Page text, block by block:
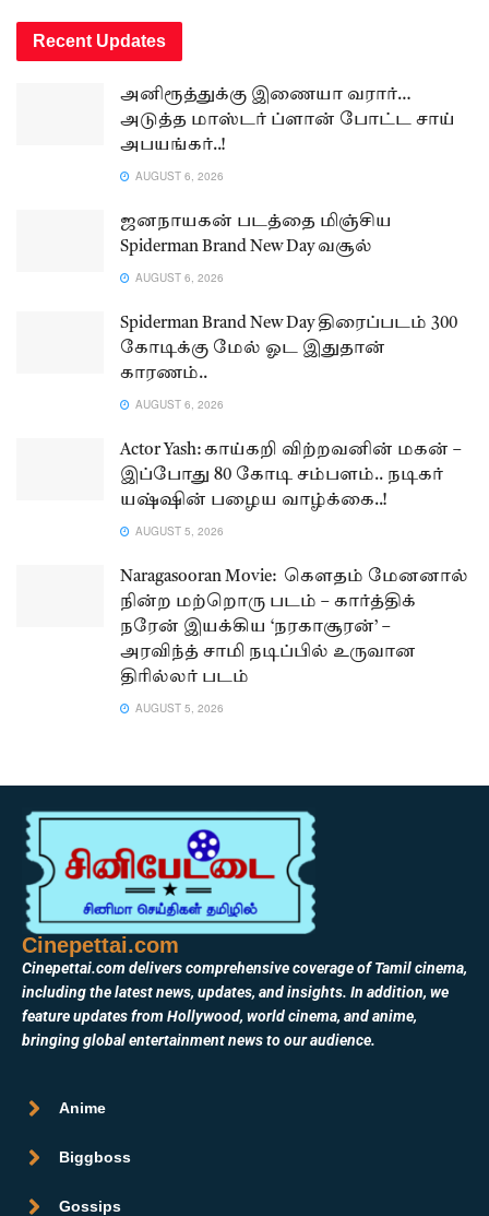
Recent Updates
அனிரூத்துக்கு இணையா வரார்…
அடுத்த மாஸ்டர் ப்ளான் போட்ட சாய்
அபயங்கர்..!
AUGUST 6, 2026
ஜனநாயகன் படத்தை மிஞ்சிய
Spiderman Brand New Day வசூல்
AUGUST 6, 2026
Spiderman Brand New Day திரைப்படம் 300
கோடிக்கு மேல் ஓட இதுதான்
காரணம்..
AUGUST 6, 2026
Actor Yash: காய்கறி விற்றவனின் மகன் –
இப்போது 80 கோடி சம்பளம்.. நடிகர்
யஷ்ஷின் பழைய வாழ்க்கை..!
AUGUST 5, 2026
Naragasooran Movie: கௌதம் மேனனால்
நின்ற மற்றொரு படம் – கார்த்திக்
நரேன் இயக்கிய ‘நரகாசூரன்’ –
அரவிந்த் சாமி நடிப்பில் உருவான
திரில்லர் படம்
AUGUST 5, 2026
Cinepettai.com
Cinepettai.com delivers comprehensive coverage of Tamil cinema,
including the latest news, updates, and insights. In addition, we
feature updates from Hollywood, world cinema, and anime,
bringing global entertainment news to our audience.
Anime
Biggboss
Gossips